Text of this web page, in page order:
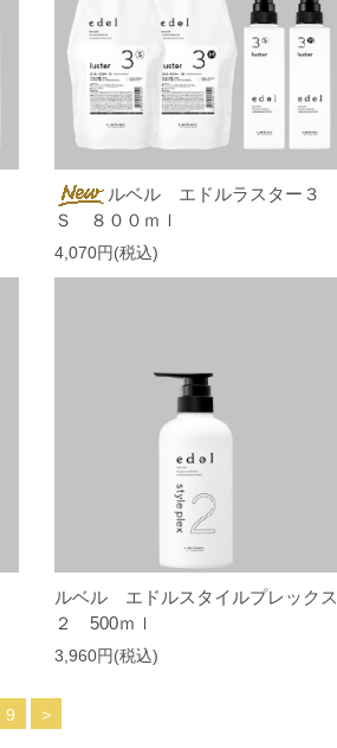
ルベル エドルラスター３
Ｓ ８００ｍｌ
4,070円(税込)
ルベル エドルスタイルプレックス
２ 500ｍｌ
3,960円(税込)
9 >